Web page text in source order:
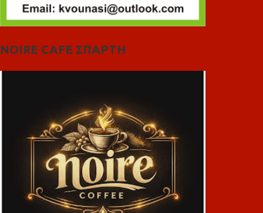
NOIRE CAFE ΣΠΑΡΤΗ